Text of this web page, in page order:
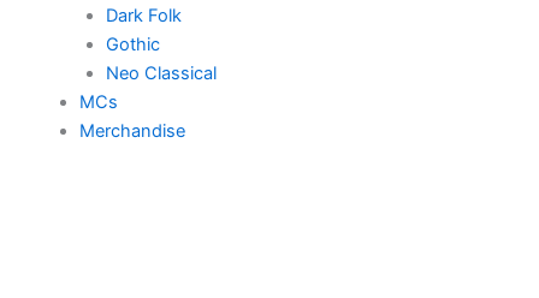
Dark Folk
Gothic
Neo Classical
MCs
Merchandise